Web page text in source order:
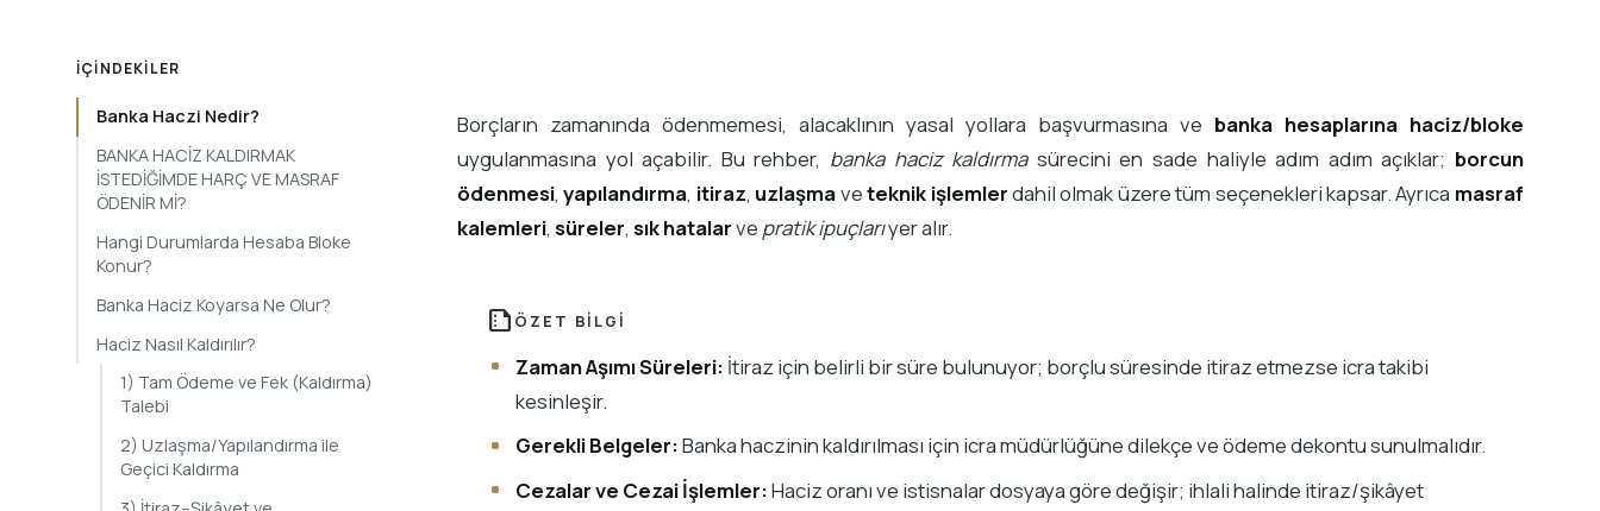
İÇINDEKILER
Banka Haczi Nedir?
BANKA HACİZ KALDIRMAK
İSTEDİĞİMDE HARÇ VE MASRAF
ÖDENİR Mİ?
Hangi Durumlarda Hesaba Bloke
Konur?
Banka Haciz Koyarsa Ne Olur?
Haciz Nasıl Kaldırılır?
1) Tam Ödeme ve Fek (Kaldırma)
Talebi
2) Uzlaşma/Yapılandırma ile
Geçici Kaldırma
Borçların zamanında ödenmemesi, alacaklının yasal yollara başvurmasına ve banka hesaplarına haciz/bloke
uygulanmasına yol açabilir. Bu rehber, banka haciz kaldırmasürecini en sade haliyle adım adım açıklar; borcun
ödenmesi,yapılandırma, itiraz, uzlaşmaveteknik işlemlerdahil olmak üzere tüm seçenekleri kapsar. Ayrıca masraf
kalemleri, süreler, sık hatalarve pratik ipuçlarıyer alır.
summarize ÖZET BILGI
Zaman Aşımı Süreleri: İtiraz için belirli bir süre bulunuyor; borçlu süresinde itiraz etmezse icra takibi
kesinleşir.
Gerekli Belgeler:Banka haczinin kaldırılması için icra müdürlüğüne dilekçe ve ödeme dekontu sunulmalıdır.
Cezalar ve Cezai İşlemler:Haciz oranı ve istisnalar dosyaya göre değişir; ihlali halinde itiraz/şikâyet